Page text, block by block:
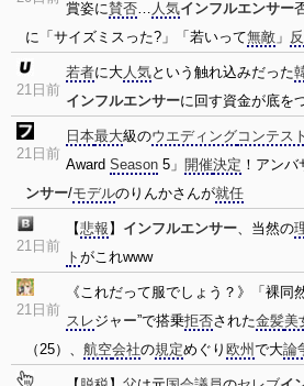
賞姿に賛否… 人気インフルエンサー
に「サイズミスった?」「若いって無敵 」
21日前
若者に大人気という触れ込みだった
インフルエンサーに回す資金が底を
21日前
日本最大級のウエディングコンテスト
Award Season 5」 開催決定 ！アン
ンサー/モデルのりんかさんが就任
21日前
【悲報 】 インフルエンサー、当然の
ト がこれwww
21日前
《これだって服でしょう？》「裸同
スレジャー”で搭乗拒否された金髪美
（25）、 航空会社の規定めぐり 欧州 で大論